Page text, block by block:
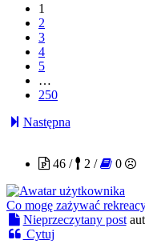
1
2
3
4
5
…
250
Następna
46 /
2 / 0
Co mogę zażywać
Nieprzeczytany post
Cytuj